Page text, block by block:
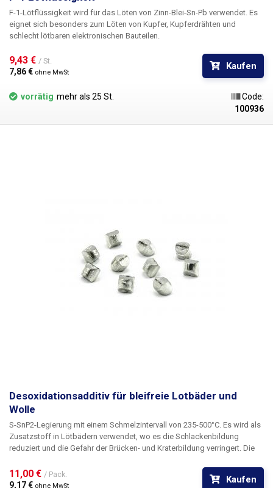
F-1-Lötflüssigkeit wird für das Löten von Zinn-Blei-Sn-Pb verwendet. Es
eignet sich besonders zum Löten von Kupfer, Kupferdrähten und
schlecht lötbaren elektronischen Bauteilen.
9,43 € / St.
7,86 € ohne MwSt
Kaufen
vorrätig mehr als 25 St.
Code:
100936
Desoxidationsadditiv für bleifreie Lotbäder und
Wolle
S-SnP2-Legierung mit einem Schmelzintervall von 235-500°C. Es wird als
Zusatzstoff in Lötbädern verwendet, wo es die Schlackenbildung
reduziert und die Gefahr der Brücken- und Kraterbildung verringert. Die
Lötwellen von Verzinnungsbädern deutlich. Die Bildung von Oxiden wird
mit dem Desoxidationsadditiv auf etwa die Hälfte reduziert, was eine
11,00 € / Pack.
9,17 € ohne MwSt
Kaufen